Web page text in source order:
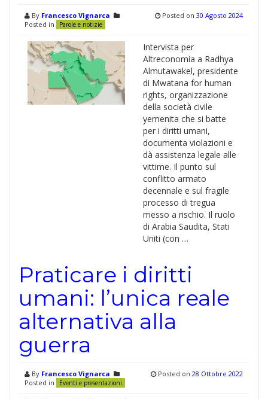
By Francesco Vignarca
Posted in
Parole e notizie
Posted on 30 Agosto 2024
Intervista per
Altreconomia a Radhya
Almutawakel, presidente
di Mwatana for human
rights, organizzazione
della società civile
yemenita che si batte
per i diritti umani,
documenta violazioni e
dà assistenza legale alle
vittime. Il punto sul
conflitto armato
decennale e sul fragile
processo di tregua
messo a rischio. Il ruolo
di Arabia Saudita, Stati
Uniti (con …
Praticare i diritti
umani: l’unica reale
alternativa alla
guerra
By Francesco Vignarca
Posted in
Eventi e presentazioni
Posted on 28 Ottobre 2022